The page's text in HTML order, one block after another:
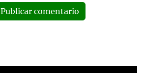
Publicar comentario